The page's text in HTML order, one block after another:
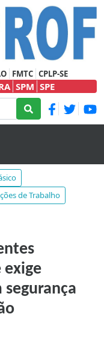
FMTC CPLP-SE
SPM SPE
de Trabalho
exige